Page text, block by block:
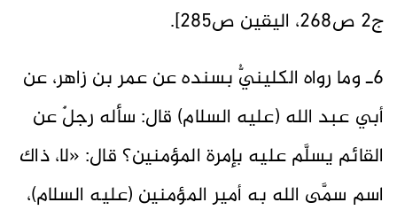
ج2 ص268، اليقين ص285].
6ـ وما رواه الكلينيُّ بسنده عن عمر بن زاهر، عن
أبي عبد الله (عليه السلام) قال: سأله رجلٌ عن
القائم يسلَّم عليه بإمرة المؤمنين؟ قال: «لا، ذاك
اسم سمَّى الله به أمير المؤمنين (عليه السلام)،